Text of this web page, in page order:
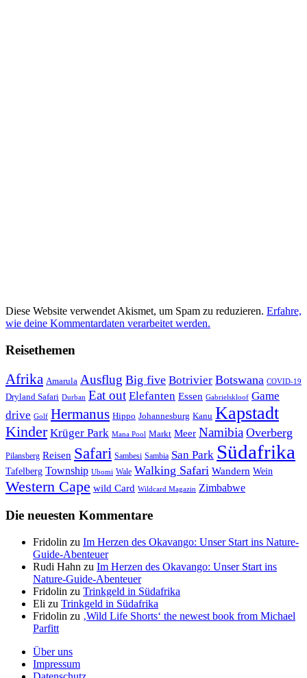
Diese Website verwendet Akismet, um Spam zu reduzieren. Erfahre,
wie deine Kommentardaten verarbeitet werden.
Reisethemen
Afrika Amarula Ausflug Big five Botrivier Botswana COVID-19
Dryland Safari Durban Eat out Elefanten Essen Gabrielskloof Game
drive Golf Hermanus Hippo Johannesburg Kanu Kapstadt
Kinder Krüger Park Mana Pool Markt Meer Namibia Overberg
Pilansberg Reisen Safari Sambesi Sambia San Park Südafrika
Tafelberg Township Ubomi Wale Walking Safari Wandern Wein
Western Cape wild Card Wildcard Magazin Zimbabwe
Die neuesten Kommentare
Fridolin zu Im Herzen des Okavango: Unser Start ins Nature-
Guide-Abenteuer
Rudi Hahn zu Im Herzen des Okavango: Unser Start ins
Nature-Guide-Abenteuer
Fridolin zu Trinkgeld in Südafrika
Eli zu Trinkgeld in Südafrika
Fridolin zu ‚Wild Life Shorts‘ the newest book from Michael
Parfitt
Über uns
Impressum